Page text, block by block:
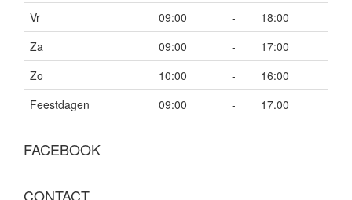
Vr
09:00 -
18:00
Za
09:00 -
17:00
Zo
10:00 -
16:00
Feestdagen
09:00 - 17.00
FACEBOOK
CONTACT